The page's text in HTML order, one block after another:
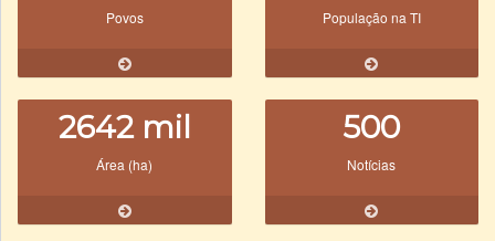
Povos População na TI
2642 mil
Área (ha)
500
Notícias